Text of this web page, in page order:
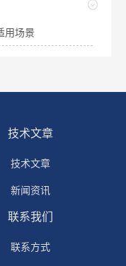
用场景
技术文章
技术文章
新闻资讯
联系我们
联系方式